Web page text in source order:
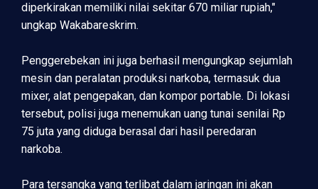
diperkirakan memiliki nilai sekitar 670 miliar rupiah,"
ungkap Wakabareskrim.
Penggerebekan ini juga berhasil mengungkap sejumlah
mesin dan peralatan produksi narkoba, termasuk dua
mixer, alat pengepakan, dan kompor portable. Di lokasi
tersebut, polisi juga menemukan uang tunai senilai Rp
75 juta yang diduga berasal dari hasil peredaran
narkoba.
Para tersangka yang terlibat dalam jaringan ini akan